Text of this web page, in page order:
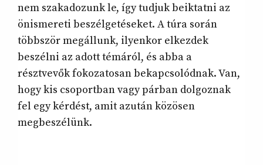
nem szakadozunk le, így tudjuk beiktatni az
önismereti beszélgetéseket. A túra során
többször megállunk, ilyenkor elkezdek
beszélni az adott témáról, és abba a
résztvevők fokozatosan bekapcsolódnak. Van,
hogy kis csoportban vagy párban dolgoznak
fel egy kérdést, amit azután közösen
megbeszélünk.